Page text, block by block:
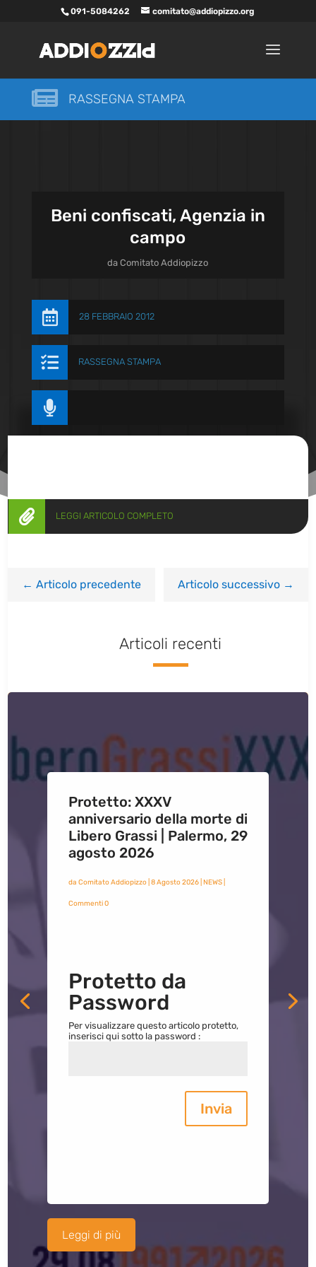
091-5084262 comitato@addiopizzo.org
 RASSEGNA STAMPA
Beni confiscati, Agenzia in
campo
daComitato Addiopizzo
 28 FEBBRAIO 2012
 RASSEGNA STAMPA

 LEGGI ARTICOLO COMPLETO
←Articolo precedente Articolo successivo→
Articoli recenti
Protetto: XXXV
anniversario della morte di
Libero Grassi | Palermo, 29
agosto 2026
da Comitato Addiopizzo| 8 Agosto 2026| NEWS|
Commenti 0
Protetto da
Password
Per visualizzare questo articolo protetto,
inserisci qui sotto la password :
Invia
Leggi di più